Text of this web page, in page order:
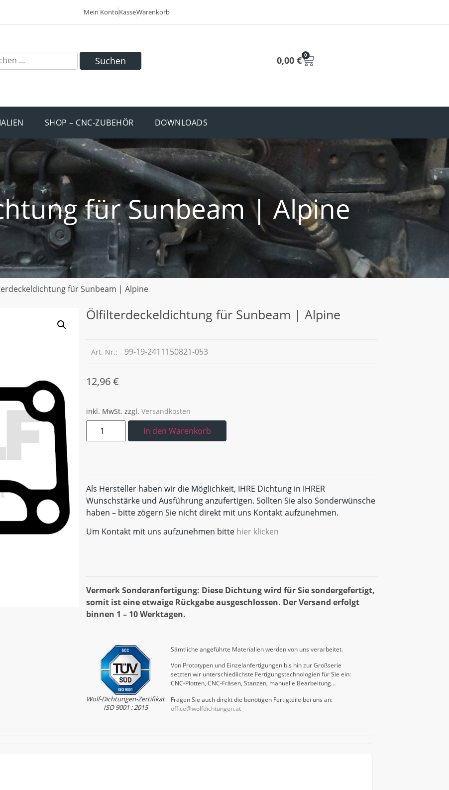
Mein KontoKasseWarenkorb
Suchen 0,00 € 0
SHOP – CNC-ZUBEHÖR DOWNLOADS
für Sunbeam | Alpine
für Sunbeam | Alpine
Ölfilterdeckeldichtung für Sunbeam | Alpine
Art. Nr.: 99-19-2411150821-053
12,96€
inkl. MwSt. zzgl. Versandkosten
In den Warenkorb
Als Hersteller haben wir die Möglichkeit, IHRE Dichtung in IHRER
Wunschstärke und Ausführung anzufertigen. Sollten Sie also Sonderwünsche
haben – bitte zögern Sie nicht direkt mit uns Kontakt aufzunehmen.
Um Kontakt mit uns aufzunehmen bitte hier klicken
Vermerk Sonderanfertigung: Diese Dichtung wird für Sie sondergefertigt,
somit ist eine etwaige Rückgabe ausgeschlossen. Der Versand erfolgt
binnen 1 – 10 Werktagen.
Wolf-Dichtungen-Zertifikat
ISO 9001 : 2015
Sämtliche angeführte Materialien werden von uns verarbeitet.
Von Prototypen und Einzelanfertigungen bis hin zur Großserie
setzten wir unterschiedlichste Fertigungstechnologien für Sie ein:
CNC-Plotten, CNC-Fräsen, Stanzen, manuelle Bearbeitung…
Fragen Sie auch direkt die benötigen Fertigteile bei uns an:
office@wolfdichtungen.at